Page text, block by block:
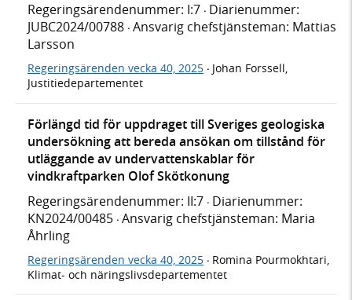
Regeringsärendenummer: I:7 · Diarienummer:
JUBC2024/00788 · Ansvarig chefstjänsteman: Mattias
Larsson
Regeringsärenden vecka 40, 2025 · Johan Forssell,
Justitiedepartementet
Förlängd tid för uppdraget till Sveriges geologiska
undersökning att bereda ansökan om tillstånd för
utläggande av undervattenskablar för
vindkraftparken Olof Skötkonung
Regeringsärendenummer: II:7 · Diarienummer:
KN2024/00485 · Ansvarig chefstjänsteman: Maria
Åhrling
Regeringsärenden vecka 40, 2025 · Romina Pourmokhtari,
Klimat- och näringslivsdepartementet